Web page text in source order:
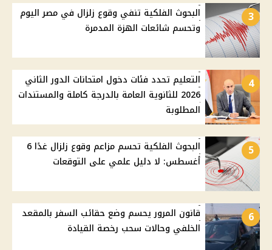
3
البحوث الفلكية تنفي وقوع زلزال في مصر اليوم
وتحسم شائعات الهزة المدمرة
4
التعليم تحدد فئات دخول امتحانات الدور الثاني
2026 للثانوية العامة بالدرجة كاملة والمستندات
المطلوبة
5
البحوث الفلكية تحسم مزاعم وقوع زلزال غدًا 6
أغسطس: لا دليل علمي على التوقعات
6
قانون المرور يحسم وضع حقائب السفر بالمقعد
الخلفي وحالات سحب رخصة القيادة